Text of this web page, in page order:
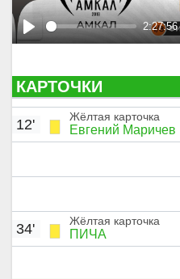
P
a
y
2:27:56
КАРТОЧКИ
Жёлтая карточка
Евгений Маричев
12'
Жёлтая карточка
ПИЧА
34'